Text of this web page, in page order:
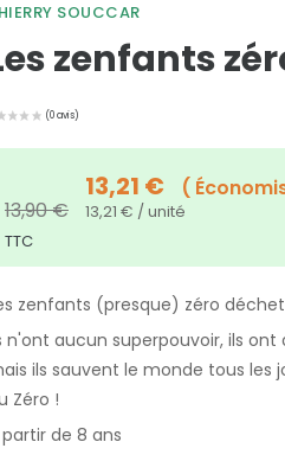
SOUCCAR
zenfants
13,90 €
13,21 €
13,21 € / unité
TTC
zenfants (presque) zéro déchet
n'ont aucun superpouvoir, ils
ils sauvent le monde tous les
Zéro !
partir de 8 ans